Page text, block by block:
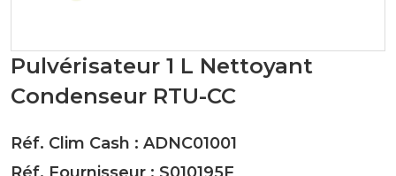
Pulvérisateur 1 L Nettoyant
Condenseur RTU-CC
Réf. Clim Cash : ADNC01001